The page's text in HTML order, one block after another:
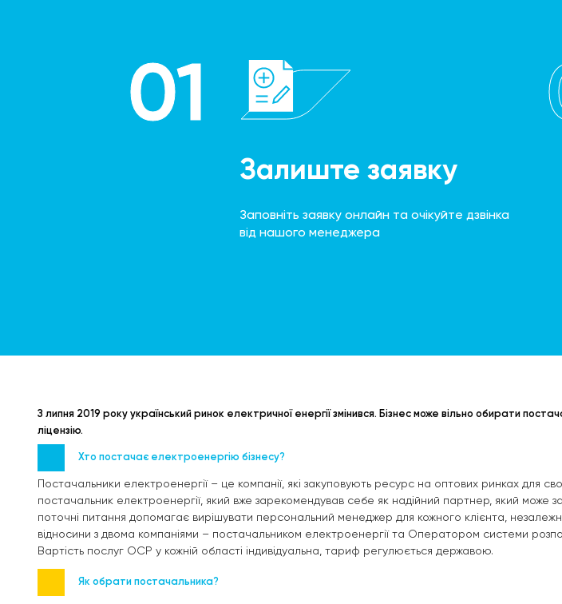
01
Залиште заявку
Заповніть заявку онлайн та очікуйте дзвінка
від нашого менеджера
З липня 2019 року український ринок електричної енергії змінився. Бізнес може вільно обирати
ліцензію.
Хто постачає електроенергію бізнесу?
Постачальники електроенергії – це компанії, які закуповують ресурс на оптових ринках для
постачальник електроенергії, який вже зарекомендував себе як надійний партнер, який може
поточні питання допомагає вирішувати персональний менеджер для кожного клієнта,
відносини з двома компаніями – постачальником електроенергії та Оператором системи
Вартість послуг ОСР у кожній області індивідуальна, тариф регулюється державою.
Як обрати постачальника?